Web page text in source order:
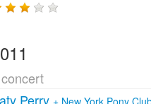
Perry + New York Pony